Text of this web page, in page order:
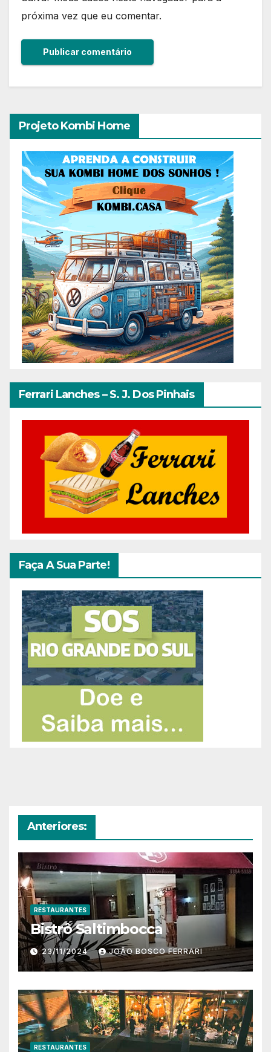
próxima vez que eu comentar.
Projeto Kombi Home
Ferrari Lanches – S. J. Dos Pinhais
Faça A Sua Parte!
Anteriores:
RESTAURANTES
Bistrô Saltimbocca
23/11/2024 JOÃO BOSCO FERRARI
RESTAURANTES